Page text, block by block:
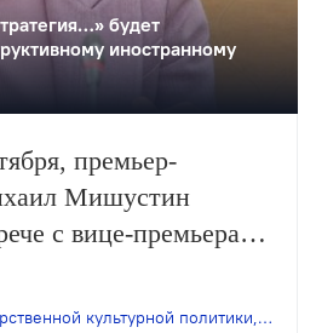
будет
иностранному
премьер-
Мишустин
с вице-премьерами
новая
культурной политики